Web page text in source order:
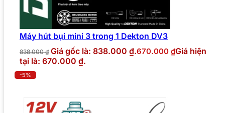
Máy hút bụi mini 3 trong 1 Dekton DV3
838.000₫ Giá gốc là: 838.000 ₫.670.000 ₫Giá hiện
tại là: 670.000 ₫.
-5%